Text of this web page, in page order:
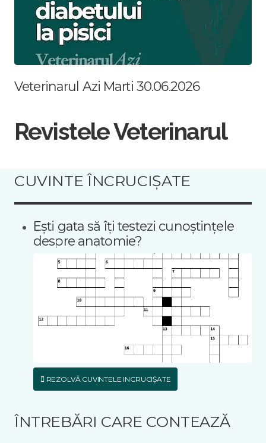
Veterinarul Azi Marti 30.06.2026
Revistele Veterinarul
CUVINTE ÎNCRUCIȘATE
Ești gata să îți testezi cunoștințele
despre anatomie?
REZOLVĂ CUVINTELE INCRUCIȘATE
ÎNTREBĂRI CARE CONTEAZĂ